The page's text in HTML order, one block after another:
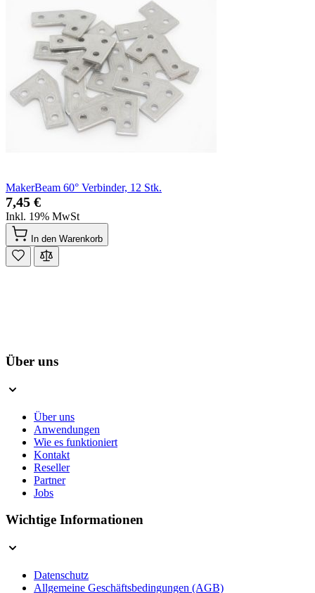
MakerBeam 60° Verbinder, 12 Stk.
7,45 €
Inkl. 19% MwSt
In den Warenkorb
Über uns
Über uns
Anwendungen
Wie es funktioniert
Kontakt
Reseller
Partner
Jobs
Wichtige Informationen
Datenschutz
Allgemeine Geschäftsbedingungen (AGB)